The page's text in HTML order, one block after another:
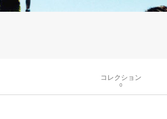
コレクション
0